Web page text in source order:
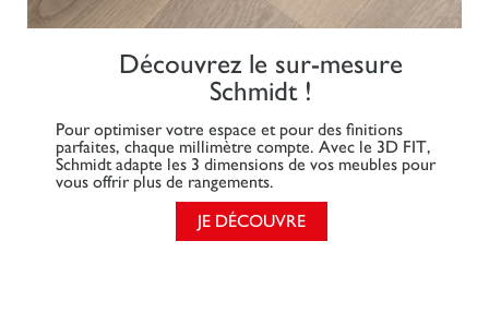
Découvrez le sur-mesure
Schmidt !
Pour optimiser votre espace et pour des finitions
parfaites, chaque millimètre compte. Avec le 3D FIT,
Schmidt adapte les 3 dimensions de vos meubles pour
vous offrir plus de rangements.
JE DÉCOUVRE